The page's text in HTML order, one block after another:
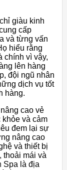
giàu kinh
cấp
và từng vấn
hiểu rằng
chính vì vậy,
lên hàng
đội ngũ nhân
dịch vụ tốt
hàng.
cao vẻ
và cảm
đem lại sự
nâng cao
và thiết bị
thoải mái và
Spa là địa